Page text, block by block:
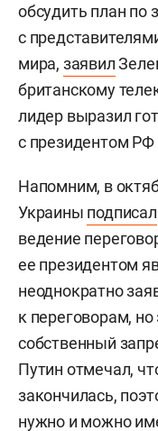
обсудить план
с
мира, заявил
британскому
лидер выразил
с президентом РФ
Напомним, в
Украины подписал
ведение
ее президентом
неоднократно
к переговорам, но
собственный
Путин отмечал,
закончилась,
нужно и можно